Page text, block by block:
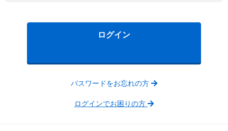
ログイン
パスワードをお忘れの方
ログインでお困りの方